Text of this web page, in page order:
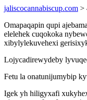
jaliscocannabiscup.com >
Omapaqapin qupi
elelehek cuqokoka
xibylylekuvehexi
Lojycadirewydeby
Fetu la onatunijumybip
Igek yh hiligyxafi